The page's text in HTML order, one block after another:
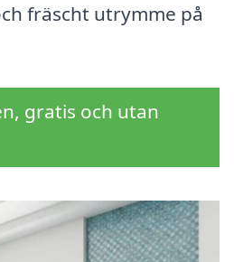
fräscht utrymme på
gratis och utan